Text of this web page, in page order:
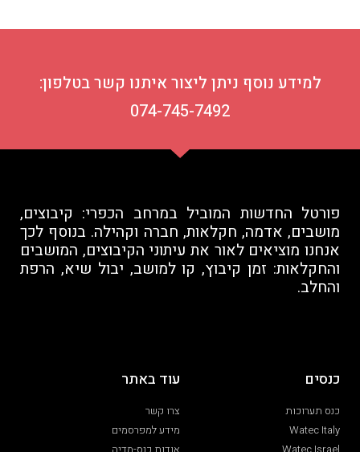
למידע נוסף ניתן ליצור איתנו קשר בטלפון:
074-745-7492
פורטל החדשות המוביל במרחב הכפרי: קיבוצים,
מושבים, אדמה, חקלאות, חברה וקהילה. בנוסף לכך
אנחנו מוציאים לאור את עיתוני הקיבוצים, המושבים
והחקלאות: זמן קיבוץ, קו למושב, יבול שיא, הרפת
והחלב.
כנסים
כנס תערוכות
Watec Italy
עוד באתר
צרו קשר
מידע למפרסמים